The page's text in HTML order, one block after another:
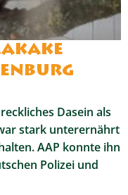
Dasein als
stark unterernährt
AAP konnte ihn
Polizei und